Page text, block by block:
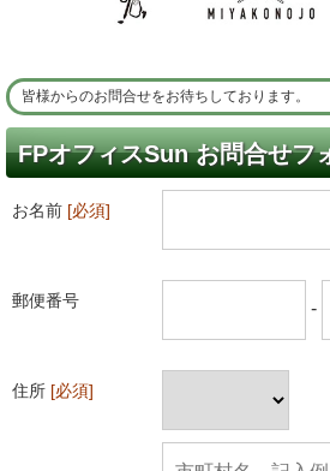
皆様からのお問合せをお待ちしております。
FPオフィスSun お問合せフ
お名前 [必須]
郵便番号 -
住所 [必須]